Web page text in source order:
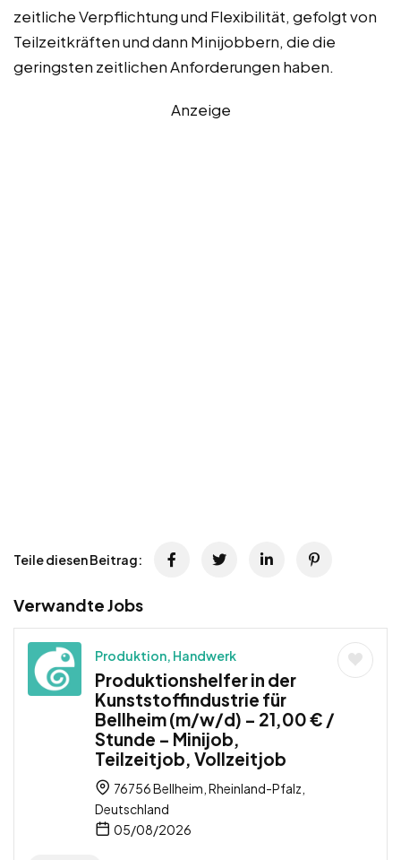
zeitliche Verpflichtung und Flexibilität, gefolgt von
Teilzeitkräften und dann Minijobbern, die die
geringsten zeitlichen Anforderungen haben.
Anzeige
Teile diesen Beitrag:
Verwandte Jobs
Produktion, Handwerk
Produktionshelfer in der
Kunststoffindustrie für
Bellheim (m/w/d) – 21,00 € /
Stunde – Minijob,
Teilzeitjob, Vollzeitjob
76756 Bellheim, Rheinland-Pfalz,
Deutschland
05/08/2026